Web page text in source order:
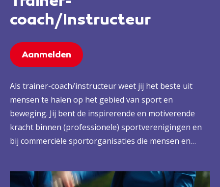
coach/Instructeur
Aanmelden
Als trainer-coach/instructeur weet jij het beste uit
mensen te halen op het gebied van sport en
beweging. Jij bent de inspirerende en motiverende
kracht binnen (professionele) sportverenigingen en
bij commerciële sportorganisaties die mensen en
alle mentale uitdagingen die daarbij horen. Zo ben jij